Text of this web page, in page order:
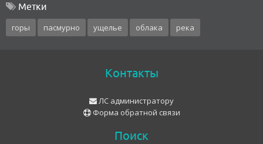
Метки
горы пасмурно ущелье облака река
Контакты
ЛС администратору
Форма обратной связи
Поиск